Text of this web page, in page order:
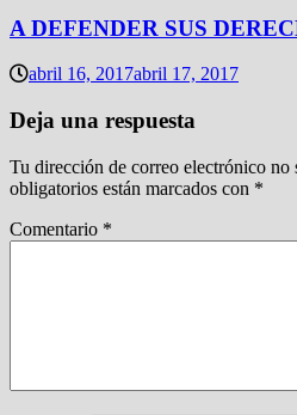
A DEFENDER SUS
abril 16, 2017abril 17, 2017
Deja una respuesta
Tu dirección de correo electrónico no
obligatorios están marcados con *
Comentario *